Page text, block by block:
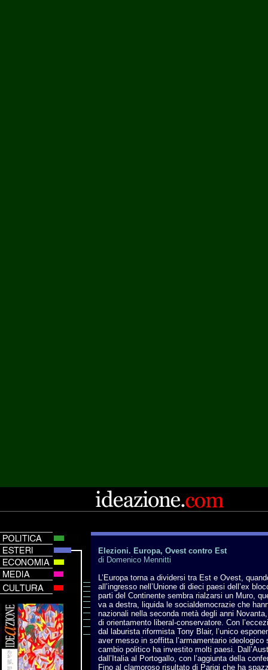
Elezioni. Europa, Ovest contro Est
di Domenico Mennitti
L’Europa torna a dividersi tra Est e Ovest,
all’ingresso nell’Unione di dieci paesi dell’ex
parti del Continente sembra rialzarsi un Muro,
va a destra, liquida le socialdemocrazie che
nazionali nella seconda metà degli anni
di orientamento liberal-conservatore. Con
dal laburista riformista Tony Blair, l’unico
aver messo in soffitta l’armamentario
cambio politico ha investito molti paesi.
dall’Italia al Portogallo, con l’aggiunta della
Fino al clamoroso risultato di Parigi che ha